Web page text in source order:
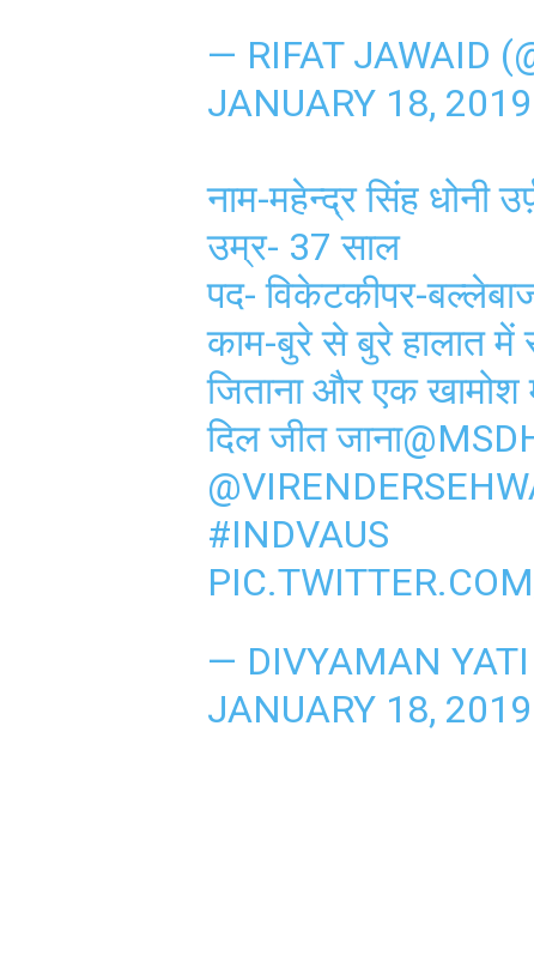
— RIFAT JAWAID
JANUARY 18, 2019
नाम-महेन्द्र सिंह धोनी
उम्र- 37 साल
पद- विकेटकीपर-
काम-बुरे से बुरे हालात
जिताना और एक
दिल जीत जाना
#INDVAUS
— DIVYAMAN
JANUARY 18, 2019